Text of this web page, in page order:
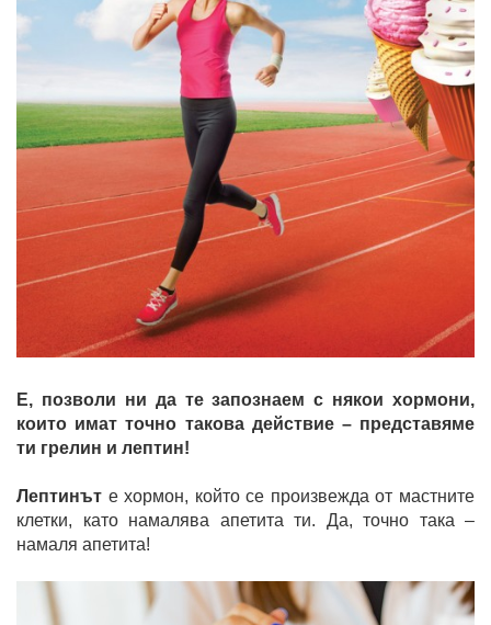
Е, позволи ни да те запознаем с някои хормони,
които имат точно такова действие – представяме
ти грелин и лептин!
Лептинът е хормон, който се произвежда от мастните
клетки, като намалява апетита ти. Да, точно така –
намаля апетита!